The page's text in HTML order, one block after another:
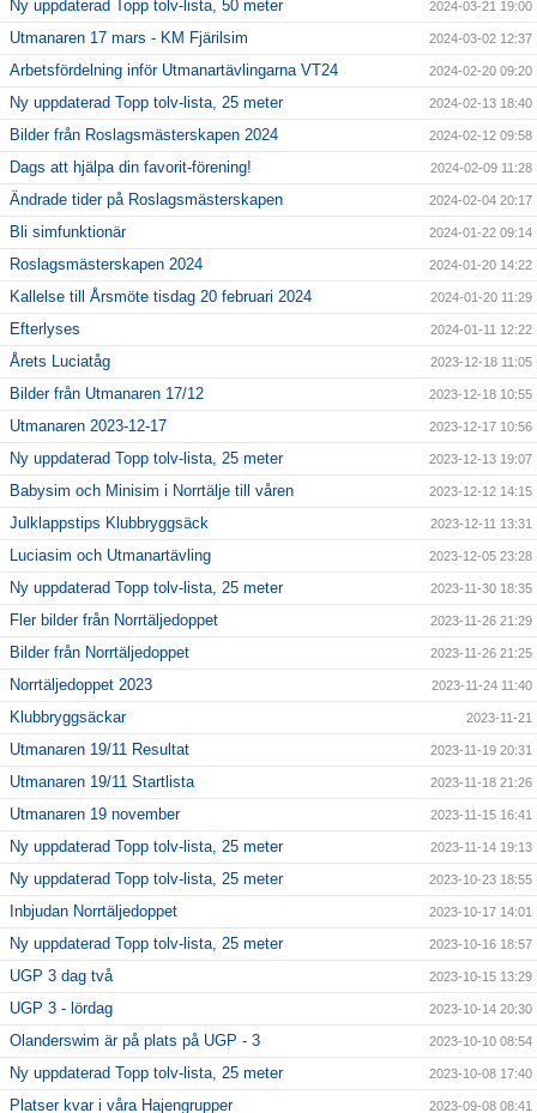
Ny uppdaterad Topp tolv-lista, 50 meter 2024-03-21 19:00
Utmanaren 17 mars - KM Fjärilsim 2024-03-02 12:37
Arbetsfördelning inför Utmanartävlingarna VT24 2024-02-20 09:20
Ny uppdaterad Topp tolv-lista, 25 meter 2024-02-13 18:40
Bilder från Roslagsmästerskapen 2024 2024-02-12 09:58
Dags att hjälpa din favorit-förening! 2024-02-09 11:28
Ändrade tider på Roslagsmästerskapen 2024-02-04 20:17
Bli simfunktionär 2024-01-22 09:14
Roslagsmästerskapen 2024 2024-01-20 14:22
Kallelse till Årsmöte tisdag 20 februari 2024 2024-01-20 11:29
Efterlyses 2024-01-11 12:22
Årets Luciatåg 2023-12-18 11:05
Bilder från Utmanaren 17/12 2023-12-18 10:55
Utmanaren 2023-12-17 2023-12-17 10:56
Ny uppdaterad Topp tolv-lista, 25 meter 2023-12-13 19:07
Babysim och Minisim i Norrtälje till våren 2023-12-12 14:15
Julklappstips Klubbryggsäck 2023-12-11 13:31
Luciasim och Utmanartävling 2023-12-05 23:28
Ny uppdaterad Topp tolv-lista, 25 meter 2023-11-30 18:35
Fler bilder från Norrtäljedoppet 2023-11-26 21:29
Bilder från Norrtäljedoppet 2023-11-26 21:25
Norrtäljedoppet 2023 2023-11-24 11:40
Klubbryggsäckar 2023-11-21
Utmanaren 19/11 Resultat 2023-11-19 20:31
Utmanaren 19/11 Startlista 2023-11-18 21:26
Utmanaren 19 november 2023-11-15 16:41
Ny uppdaterad Topp tolv-lista, 25 meter 2023-11-14 19:13
Ny uppdaterad Topp tolv-lista, 25 meter 2023-10-23 18:55
Inbjudan Norrtäljedoppet 2023-10-17 14:01
Ny uppdaterad Topp tolv-lista, 25 meter 2023-10-16 18:57
UGP 3 dag två 2023-10-15 13:29
UGP 3 - lördag 2023-10-14 20:30
Olanderswim är på plats på UGP - 3 2023-10-10 08:54
Ny uppdaterad Topp tolv-lista, 25 meter 2023-10-08 17:40
Platser kvar i våra Hajengrupper 2023-09-08 08:41